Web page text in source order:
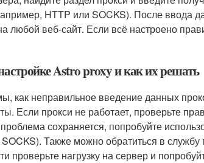
HTTP или SOCKS). После ввода
любой веб-сайт. Если всё настроено
Astro proxy и как их решать
как неправильное введение данных
Если прокси не работает, проверьте
сохраняется, попробуйте
Также можно обратиться в службу
нагрузку на сервер и